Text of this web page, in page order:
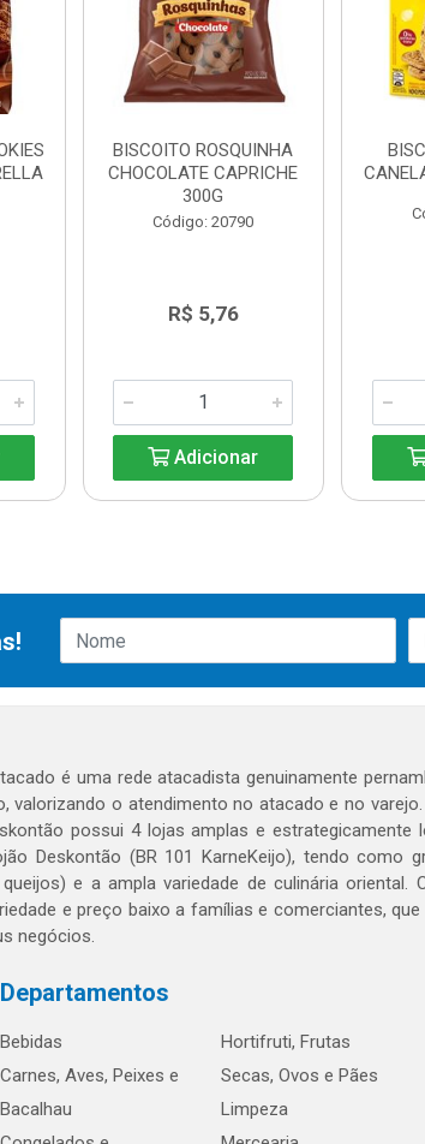
BISCOITO ROSQUINHA
CHOCOLATE CAPRICHE
300G
Código: 20790
R$ 5,76
Adicionar
é uma rede atacadista genuinamente
valorizando o atendimento no atacado e no
possui 4 lojas amplas e estrategicamente
Deskontão (BR 101 KarneKeijo), tendo como
e a ampla variedade de culinária
e preço baixo a famílias e comerciantes,
negócios.
Departamentos
Bebidas
Carnes, Aves, Peixes e
Bacalhau
Hortifruti, Frutas
Secas, Ovos e Pães
Limpeza